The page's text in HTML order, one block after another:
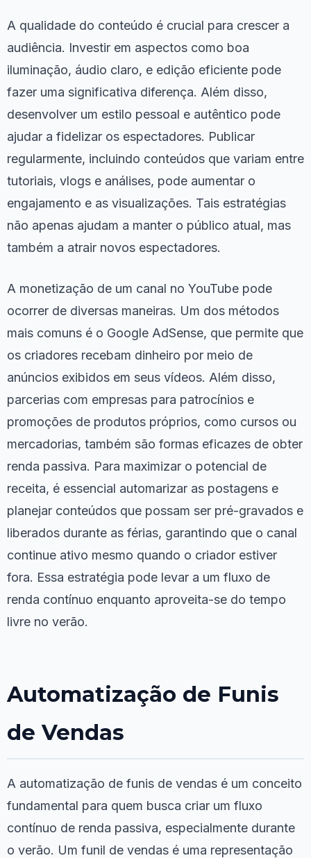
A qualidade do conteúdo é crucial para crescer a
audiência. Investir em aspectos como boa
iluminação, áudio claro, e edição eficiente pode
fazer uma significativa diferença. Além disso,
desenvolver um estilo pessoal e autêntico pode
ajudar a fidelizar os espectadores. Publicar
regularmente, incluindo conteúdos que variam entre
tutoriais, vlogs e análises, pode aumentar o
engajamento e as visualizações. Tais estratégias
não apenas ajudam a manter o público atual, mas
também a atrair novos espectadores.
A monetização de um canal no YouTube pode
ocorrer de diversas maneiras. Um dos métodos
mais comuns é o Google AdSense, que permite que
os criadores recebam dinheiro por meio de
anúncios exibidos em seus vídeos. Além disso,
parcerias com empresas para patrocínios e
promoções de produtos próprios, como cursos ou
mercadorias, também são formas eficazes de obter
renda passiva. Para maximizar o potencial de
receita, é essencial automarizar as postagens e
planejar conteúdos que possam ser pré-gravados e
liberados durante as férias, garantindo que o canal
continue ativo mesmo quando o criador estiver
fora. Essa estratégia pode levar a um fluxo de
renda contínuo enquanto aproveita-se do tempo
livre no verão.
Automatização de Funis
de Vendas
A automatização de funis de vendas é um conceito
fundamental para quem busca criar um fluxo
contínuo de renda passiva, especialmente durante
o verão. Um funil de vendas é uma representação